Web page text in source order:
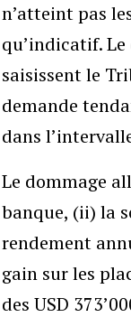
n’atteint pas
qu’indicatif.
saisissent le
demande
dans
Le dommage
banque, (ii) la
rendement
gain sur les
des USD